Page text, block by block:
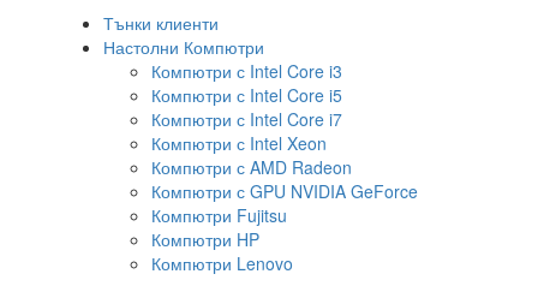
Тънки клиенти
Настолни Компютри
Компютри с Intel Core i3
Компютри с Intel Core i5
Компютри с Intel Core i7
Компютри с Intel Xeon
Компютри с AMD Radeon
Компютри с GPU NVIDIA GeForce
Компютри Fujitsu
Компютри HP
Компютри Lenovo